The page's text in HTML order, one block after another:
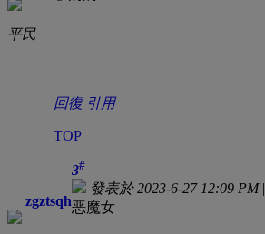
平民
回復 引用
TOP
zgztsqh
3#
發表於 2023-6-27 12:09 PM|
恶魔女